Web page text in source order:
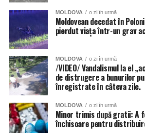
MOLDOVA o zi în urmă
Moldovean decedat în
pierdut viața într-un grav
MOLDOVA o zi în urmă
/VIDEO/ Vandalismul la el
de distrugere a bunurilor
înregistrate în câteva zile.
MOLDOVA o zi în urmă
Minor trimis după gratii: A
închisoare pentru